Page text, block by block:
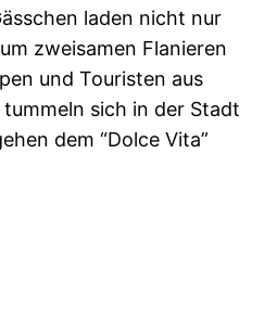
laden nicht nur
zweisamen Flanieren
und Touristen aus
sich in der Stadt
dem “Dolce Vita”